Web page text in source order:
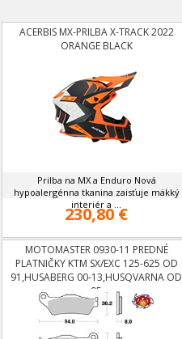
ACERBIS MX-PRILBA X-TRACK 2022
ORANGE BLACK
Prilba na MX a Enduro Nová
hypoalergénna tkanina zaisťuje mäkký
interiér a ...
230,80 €
MOTOMASTER 0930-11 PREDNÉ
PLATNIČKY KTM SX/EXC 125-625 OD
91,HUSABERG 00-13,HUSQVARNA OD
95